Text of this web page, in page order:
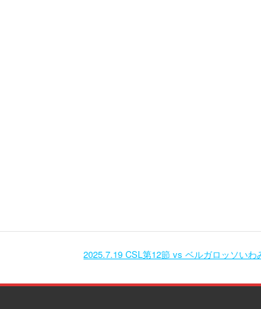
2025.7.19 CSL第12節 vs ベルガロッソい